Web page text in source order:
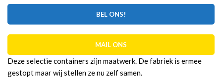
BEL ONS!
MAIL ONS
Deze selectie containers zijn maatwerk. De fabriek is ermee
gestopt maar wij stellen ze nu zelf samen.